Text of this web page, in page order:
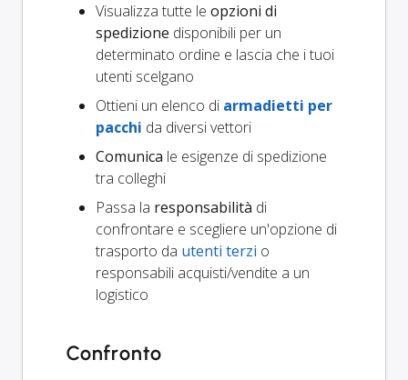
Visualizza tutte le opzioni di
spedizione disponibili per un
determinato ordine e lascia che i tuoi
utenti scelgano
Ottieni un elenco di armadietti per
pacchi da diversi vettori
Comunica le esigenze di spedizione
tra colleghi
Passa la responsabilità di
confrontare e scegliere un'opzione di
trasporto da utenti terzi o
responsabili acquisti/vendite a un
logistico
Confronto